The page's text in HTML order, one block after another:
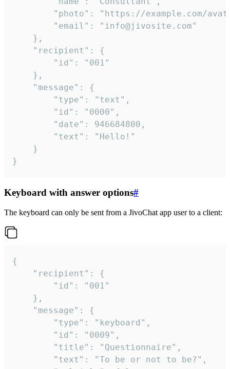
}
Keyboard with answer options#
The keyboard can only be sent from a JivoChat app user to a client:
{